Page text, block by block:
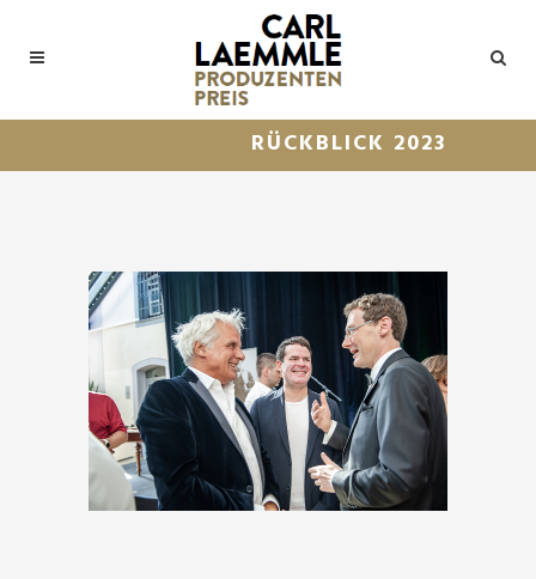
RÜCKBLICK 2023